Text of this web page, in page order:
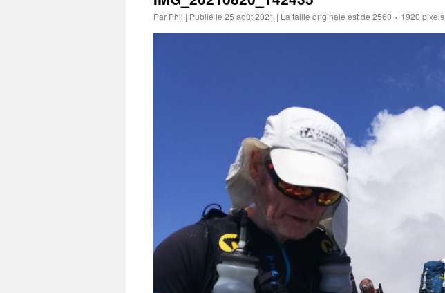
Par Phil | Publié le 25 août 2021 | La taille originale est de 2560 × 1920 pixels